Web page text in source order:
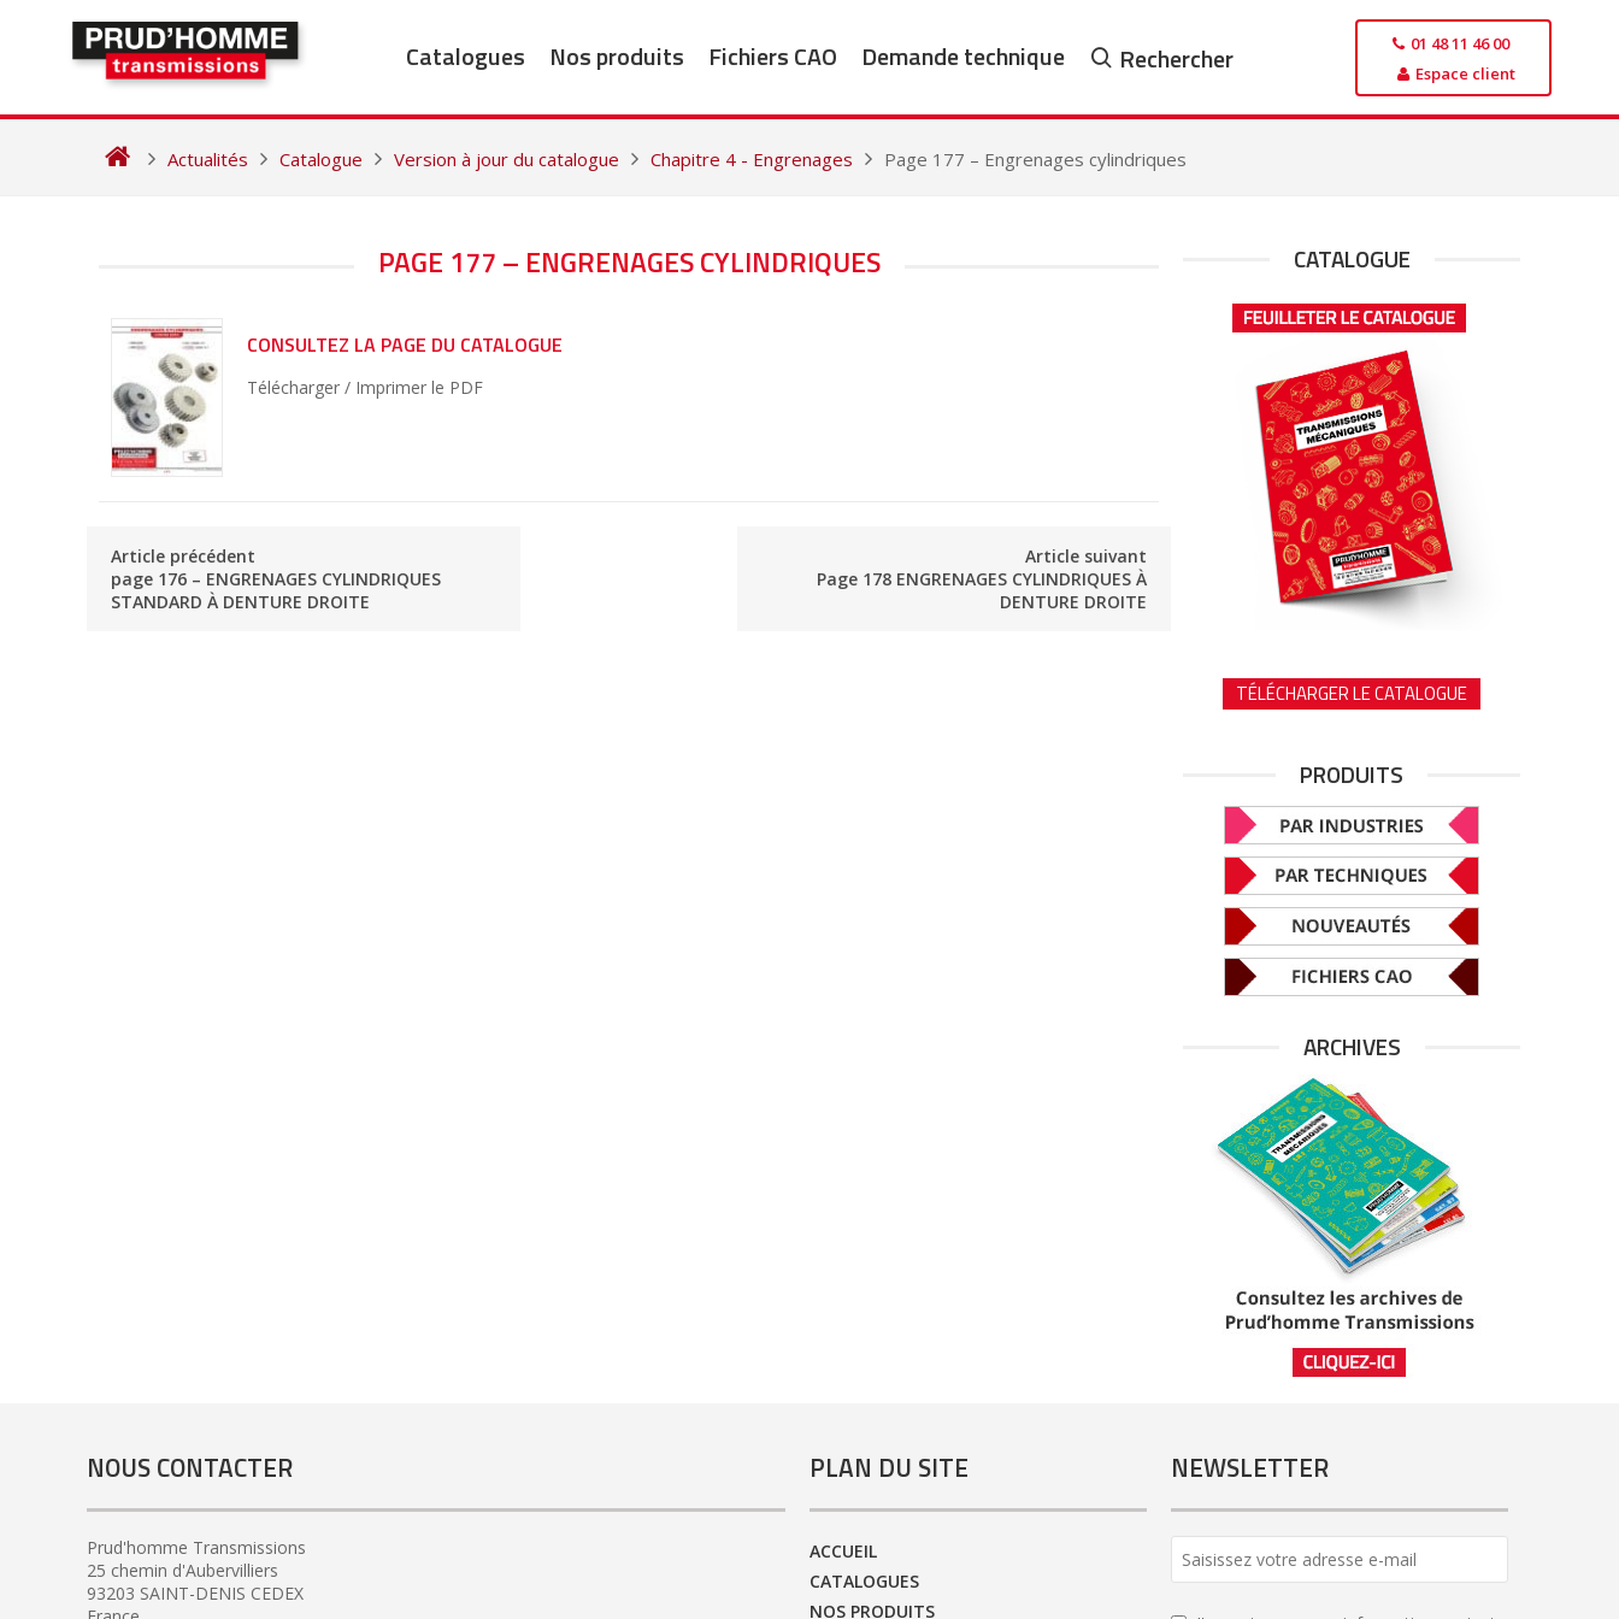
Catalogues Nos produits Fichiers CAO Demande technique Rechercher
01 48 11 46 00
Espace client
Actualités Catalogue Version à jour du catalogue Chapitre 4 - Engrenages Page 177 – Engrenages cylindriques
PAGE 177 – ENGRENAGES CYLINDRIQUES
CONSULTEZ LA PAGE DU CATALOGUE
Télécharger / Imprimer le PDF
L’ARTICLE
Article précédent
page 176 – ENGRENAGES CYLINDRIQUES
STANDARD À DENTURE DROITE
Article suivant
Page 178 ENGRENAGES CYLINDRIQUES À
DENTURE DROITE
CATALOGUE
TÉLÉCHARGER LE CATALOGUE
PRODUITS
ARCHIVES
NOUS CONTACTER
Prud'homme Transmissions
25 chemin d'Aubervilliers
93203 SAINT-DENIS CEDEX
PLAN DU SITE
ACCUEIL
CATALOGUES
NOS PRODUITS
NEWSLETTER